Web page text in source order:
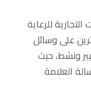
للرعاية
على وسائل
ونشط، حيث
العلامة